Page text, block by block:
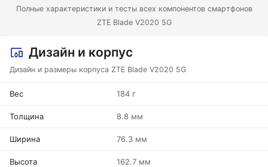
Полные характеристики и тесты всех компонентов смартфонов
ZTE Blade V2020 5G
Дизайн и корпус
Дизайн и размеры корпуса ZTE Blade V2020 5G
Вес 184 г
Толщина 8.8 мм
Ширина 76.3 мм
Высота 162.7 мм